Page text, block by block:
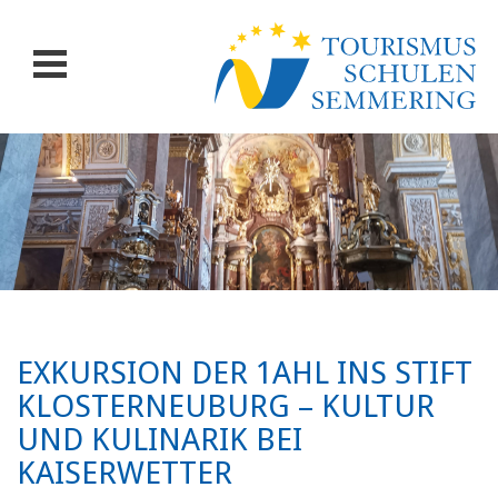
EXKURSION DER 1AHL INS STIFT
KLOSTERNEUBURG – KULTUR
UND KULINARIK BEI
KAISERWETTER